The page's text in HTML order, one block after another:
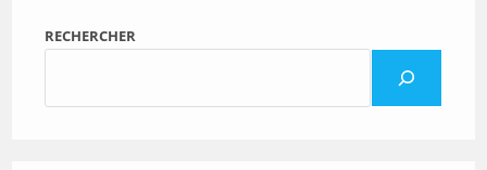
RECHERCHER